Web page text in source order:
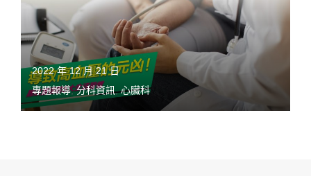
2022 年 12 月 21 日
專題報導,分科資訊,心臟科